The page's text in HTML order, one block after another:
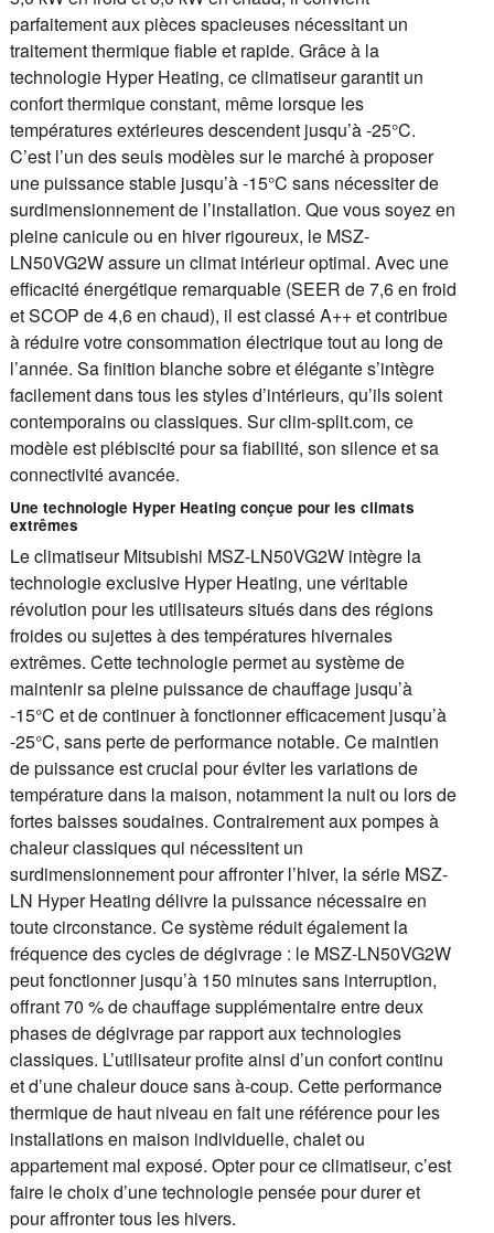
parfaitement aux pièces spacieuses nécessitant un
traitement thermique fiable et rapide. Grâce à la
technologie Hyper Heating, ce climatiseur garantit un
confort thermique constant, même lorsque les
températures extérieures descendent jusqu’à -25°C.
C’est l’un des seuls modèles sur le marché à proposer
une puissance stable jusqu’à -15°C sans nécessiter de
surdimensionnement de l’installation. Que vous soyez en
pleine canicule ou en hiver rigoureux, le MSZ-
LN50VG2W assure un climat intérieur optimal. Avec une
efficacité énergétique remarquable (SEER de 7,6 en froid
et SCOP de 4,6 en chaud), il est classé A++ et contribue
à réduire votre consommation électrique tout au long de
l’année. Sa finition blanche sobre et élégante s’intègre
facilement dans tous les styles d’intérieurs, qu’ils soient
contemporains ou classiques. Sur clim-split.com, ce
modèle est plébiscité pour sa fiabilité, son silence et sa
connectivité avancée.
Une technologie Hyper Heating conçue pour les climats
extrêmes
Le climatiseur Mitsubishi MSZ-LN50VG2W intègre la
technologie exclusive Hyper Heating, une véritable
révolution pour les utilisateurs situés dans des régions
froides ou sujettes à des températures hivernales
extrêmes. Cette technologie permet au système de
maintenir sa pleine puissance de chauffage jusqu’à
-15°C et de continuer à fonctionner efficacement jusqu’à
-25°C, sans perte de performance notable. Ce maintien
de puissance est crucial pour éviter les variations de
température dans la maison, notamment la nuit ou lors de
fortes baisses soudaines. Contrairement aux pompes à
chaleur classiques qui nécessitent un
surdimensionnement pour affronter l’hiver, la série MSZ-
LN Hyper Heating délivre la puissance nécessaire en
toute circonstance. Ce système réduit également la
fréquence des cycles de dégivrage : le MSZ-LN50VG2W
peut fonctionner jusqu’à 150 minutes sans interruption,
offrant 70 % de chauffage supplémentaire entre deux
phases de dégivrage par rapport aux technologies
classiques. L’utilisateur profite ainsi d’un confort continu
et d’une chaleur douce sans à-coup. Cette performance
thermique de haut niveau en fait une référence pour les
installations en maison individuelle, chalet ou
appartement mal exposé. Opter pour ce climatiseur, c’est
faire le choix d’une technologie pensée pour durer et
pour affronter tous les hivers.